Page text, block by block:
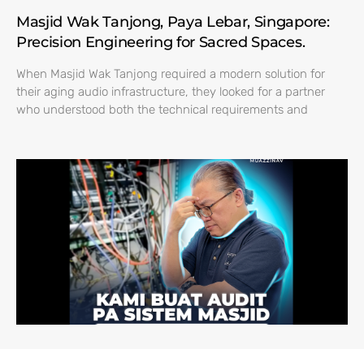
Masjid Wak Tanjong, Paya Lebar, Singapore:
Precision Engineering for Sacred Spaces.
When Masjid Wak Tanjong required a modern solution for
their aging audio infrastructure, they looked for a partner
who understood both the technical requirements and